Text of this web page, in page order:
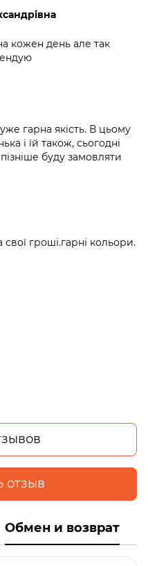
кожен день але так
гарна якість. В цьому
і їй також, сьогодні
буду замовляти
гроші.гарні кольори.
отзыв
Обмен и возврат